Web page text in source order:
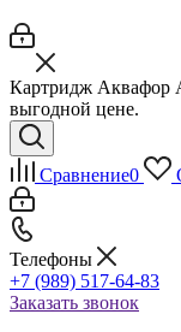
Картридж Аквафор
выгодной цене.
Сравнение0
Телефоны
+7 (989) 517-64-83
Заказать звонок